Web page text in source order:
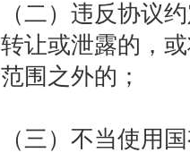
（二）违反协议
转让或泄露的，
范围之外的；
（三）不当使用